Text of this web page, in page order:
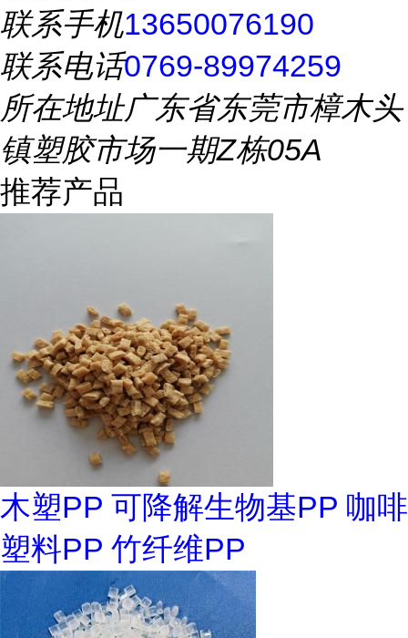
联系手机13650076190
联系电话0769-89974259
所在地址广东省东莞市樟木头
镇塑胶市场一期Z栋05A
推荐产品
木塑PP 可降解生物基PP 咖啡
塑料PP 竹纤维PP